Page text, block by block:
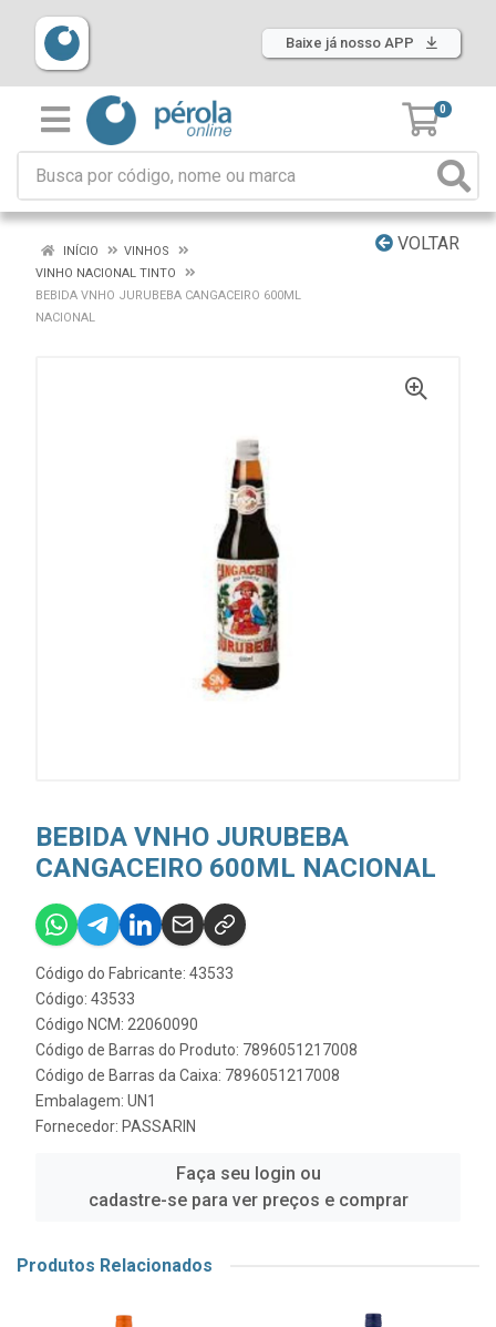
Baixe já nosso APP
0
VOLTAR
INÍCIO
VINHOS
VINHO NACIONAL TINTO
BEBIDA VNHO JURUBEBA CANGACEIRO 600ML
NACIONAL
BEBIDA VNHO JURUBEBA
CANGACEIRO 600ML NACIONAL
Código do Fabricante: 43533
Código: 43533
Código NCM: 22060090
Código de Barras do Produto: 7896051217008
Código de Barras da Caixa: 7896051217008
Embalagem: UN1
Fornecedor: PASSARIN
Faça seu login ou
cadastre-se para ver preços e comprar
Produtos Relacionados